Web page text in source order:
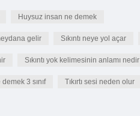
Huysuz insan ne demek
gelir Sıkıntı neye yol açar
Sıkıntı yok kelimesinin anlamı nedir
demek 3 sınıf Tıkırtı sesi neden olur